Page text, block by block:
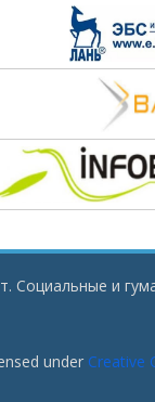
Социальные и
under Creative